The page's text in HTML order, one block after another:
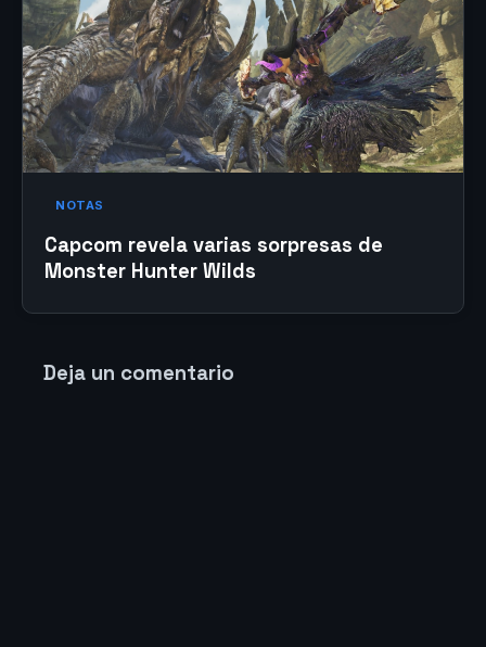
NOTAS
Capcom revela varias sorpresas de
Monster Hunter Wilds
Deja un comentario